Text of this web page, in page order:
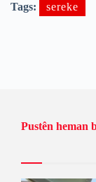
Tags: sereke
Pustên heman